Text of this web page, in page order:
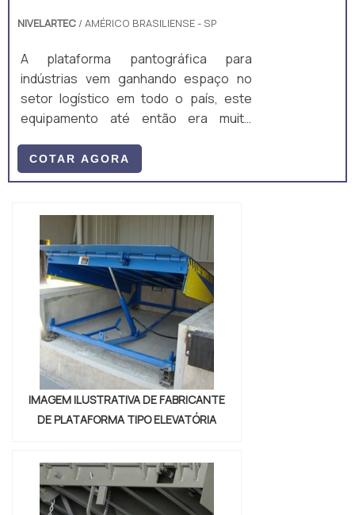
NIVELARTEC / AMÉRICO BRASILIENSE - SP
A plataforma pantográfica para
indústrias vem ganhando espaço no
setor logístico em todo o país, este
equipamento até então era muito
manutenção em alturas elevadas, mas
vem aumentando a sua aplicabilidade
espaço reduzido nos grandes centros
urbanos, as empresas não tem áreas
planas para ampliarem suas atividades,
é comum encontrar indústrias em
prédios não adequados com ...
COTAR AGORA
IMAGEM ILUSTRATIVA DE FABRICANTE
DE PLATAFORMA TIPO ELEVATÓRIA